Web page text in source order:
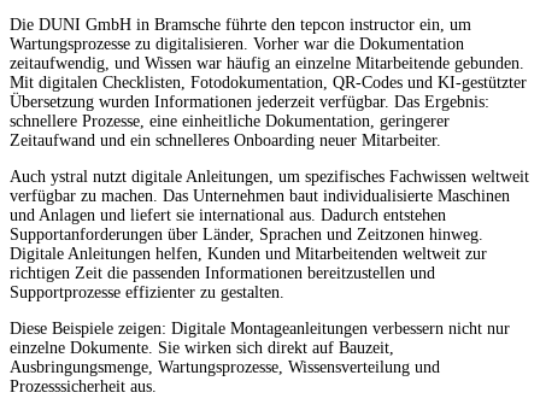
Die DUNI GmbH in Bramsche führte den tepcon instructor ein, um
Wartungsprozesse zu digitalisieren. Vorher war die Dokumentation
zeitaufwendig, und Wissen war häufig an einzelne Mitarbeitende gebunden.
Mit digitalen Checklisten, Fotodokumentation, QR-Codes und KI-gestützter
Übersetzung wurden Informationen jederzeit verfügbar. Das Ergebnis:
schnellere Prozesse, eine einheitliche Dokumentation, geringerer
Zeitaufwand und ein schnelleres Onboarding neuer Mitarbeiter.
Auch ystral nutzt digitale Anleitungen, um spezifisches Fachwissen weltweit
verfügbar zu machen. Das Unternehmen baut individualisierte Maschinen
und Anlagen und liefert sie international aus. Dadurch entstehen
Supportanforderungen über Länder, Sprachen und Zeitzonen hinweg.
Digitale Anleitungen helfen, Kunden und Mitarbeitenden weltweit zur
richtigen Zeit die passenden Informationen bereitzustellen und
Supportprozesse effizienter zu gestalten.
Diese Beispiele zeigen: Digitale Montageanleitungen verbessern nicht nur
einzelne Dokumente. Sie wirken sich direkt auf Bauzeit,
Ausbringungsmenge, Wartungsprozesse, Wissensverteilung und
Prozesssicherheit aus.